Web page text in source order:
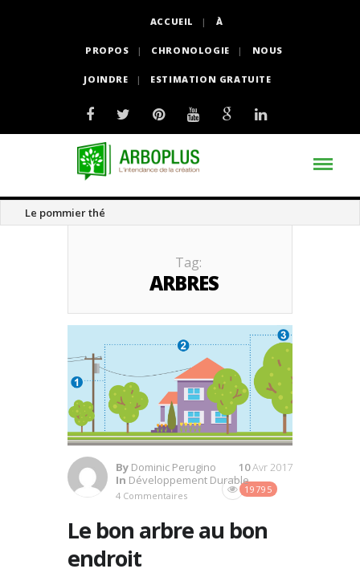
ACCUEIL À
PROPOS CHRONOLOGIE NOUS
JOINDRE ESTIMATION GRATUITE
Le pommier thé
Tag:
ARBRES
By Dominic Perugino
In Développement Durable
4 Commentaires
19795
10Avr 2017
Le bon arbre au bon
endroit